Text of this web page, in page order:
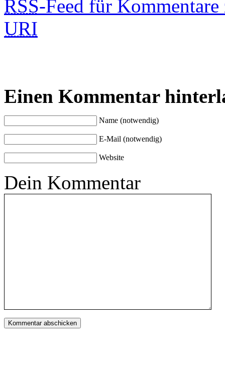
RSS-Feed für
URI
Einen Kommentar
Name (notwendig)
E-Mail (notwendig)
Website
Dein Kommentar